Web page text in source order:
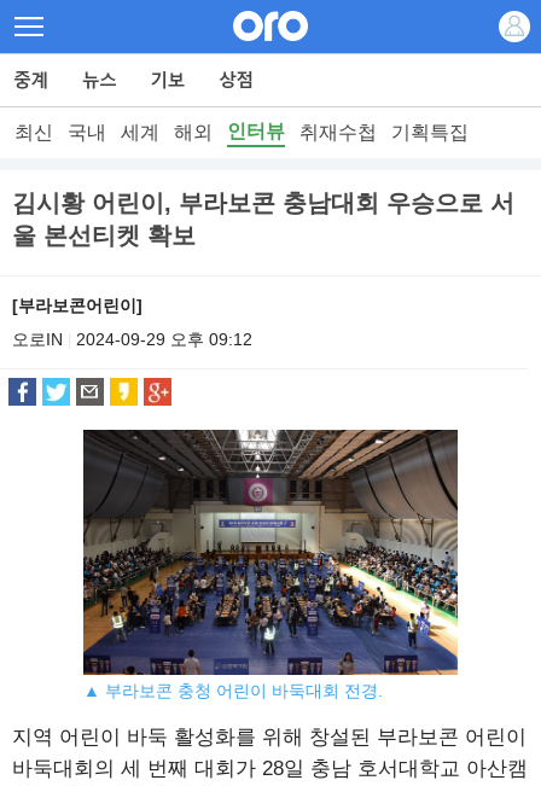
최신 국내 세계 해외 인터뷰 취재수첩 기획특집
김시황 어린이, 부라보콘 충남대회 우승으로 서
울 본선티켓 확보
[부라보콘어린이]
오로IN
2024-09-29 오후 09:12
▲ 부라보콘 충청 어린이 바둑대회 전경.
지역 어린이 바둑 활성화를 위해 창설된 부라보콘 어린이
바둑대회의 세 번째 대회가 28일 충남 호서대학교 아산캠